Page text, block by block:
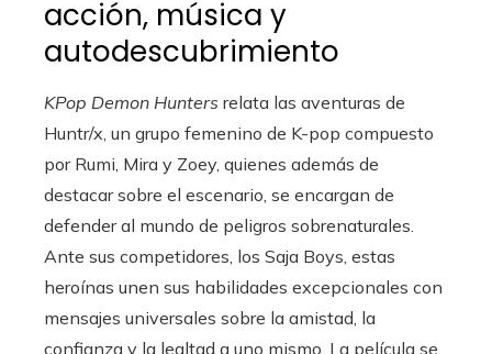
acción, música y
autodescubrimiento
KPop Demon Hunters relata las aventuras de
Huntr/x, un grupo femenino de K-pop compuesto
por Rumi, Mira y Zoey, quienes además de
destacar sobre el escenario, se encargan de
defender al mundo de peligros sobrenaturales.
Ante sus competidores, los Saja Boys, estas
heroínas unen sus habilidades excepcionales con
mensajes universales sobre la amistad, la
confianza y la lealtad a uno mismo. La película se